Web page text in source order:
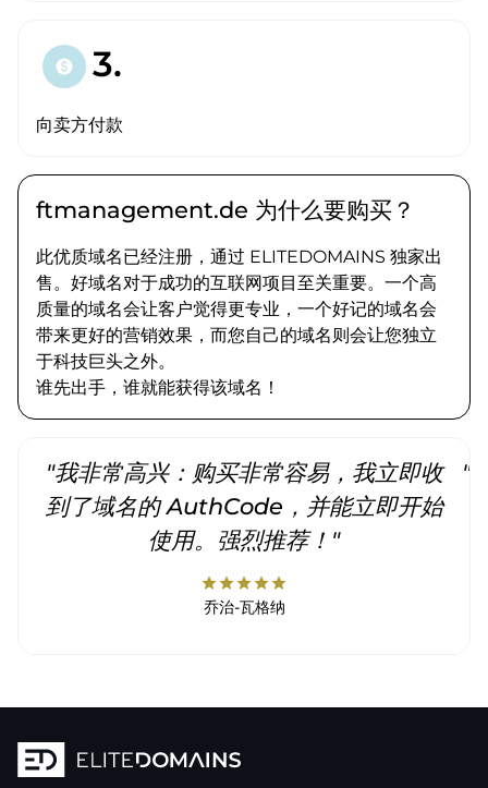
paid 3.
向卖方付款
ftmanagement.de 为什么要购买？
此优质域名已经注册，通过 ELITEDOMAINS 独家出
售。好域名对于成功的互联网项目至关重要。一个高
质量的域名会让客户觉得更专业，一个好记的域名会
带来更好的营销效果，而您自己的域名则会让您独立
于科技巨头之外。
谁先出手，谁就能获得该域名！
"我非常高兴：购买非常容易，我立即收
到了域名的 AuthCode，并能立即开始
使用。强烈推荐！"
starstarstarstarstar
乔治-瓦格纳
"